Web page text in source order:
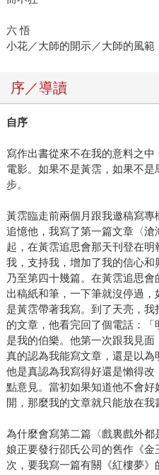
六 悟
小花／大師的開示／大師的風範
序／導讀
自序
寫作出書從來不在我的意料之
電影。如果不是黃霑，如果不
步。
黃霑臨走前兩個月跟我邀稿寫
追憶他，我寫了第一篇文章〈
起，在黃霑追思會那天刊登在
我，支持我，增加了我的信心
乃至第四十幾篇。在黃霑追思
出稿紙和筆，一下筆就沒停過
是黃霑帶著我寫。到了天亮，
的文章，他看完回了個電話：
是我的伯樂。他第一次跟我見
真的認為我能寫文章，還是以
他是真認為我寫得好還是懶得
點意見。當初如果知道他不會
開，那麼我的文章就只能放在我
為什麼會寫第二篇〈戲裏戲外
娘正要發行邵氏公司的舊作《
次，要我寫一篇有關《紅樓夢》